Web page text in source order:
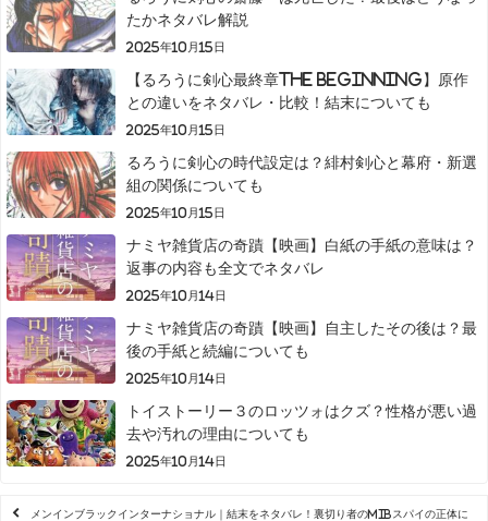
たかネタバレ解説
2025年10月15日
【るろうに剣心最終章The Beginning】原作
との違いをネタバレ・比較！結末についても
2025年10月15日
るろうに剣心の時代設定は？緋村剣心と幕府・新選
組の関係についても
2025年10月15日
ナミヤ雑貨店の奇蹟【映画】白紙の手紙の意味は？
返事の内容も全文でネタバレ
2025年10月14日
ナミヤ雑貨店の奇蹟【映画】自主したその後は？最
後の手紙と続編についても
2025年10月14日
トイストーリー３のロッツォはクズ？性格が悪い過
去や汚れの理由についても
2025年10月14日
メンインブラックインターナショナル｜結末をネタバレ！裏切り者のMIBスパイの正体に